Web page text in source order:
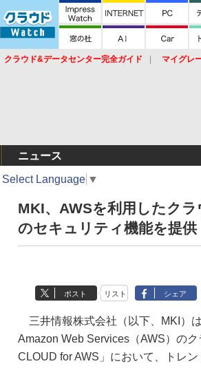
クラウド&データセンター完全ガイド マイグレ
ニュース
Select Language ▼
MKI、AWSを利用したク
のセキュリティ機能を提供
ポスト リスト シェア
三井情報株式会社（以下、MKI）
Amazon Web Services（AWS）の
CLOUD for AWS」において、トレ